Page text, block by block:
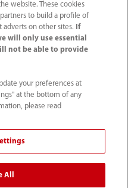
股份有限公司 版权所有
[（粤）-非经营性-2023-
website. These cookies
to build a profile of
adverts on other sites.
If
will only use essential
not be able to provide
your preferences at
at the bottom of any
please read
All